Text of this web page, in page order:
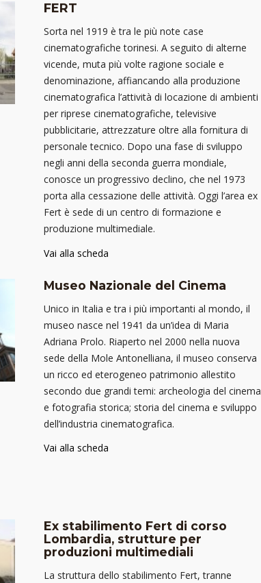
FERT
Sorta nel 1919 è tra le più note case
cinematografiche torinesi. A seguito di alterne
vicende, muta più volte ragione sociale e
denominazione, affiancando alla produzione
cinematografica l’attività di locazione di ambienti
per riprese cinematografiche, televisive
pubblicitarie, attrezzature oltre alla fornitura di
personale tecnico. Dopo una fase di sviluppo
negli anni della seconda guerra mondiale,
conosce un progressivo declino, che nel 1973
porta alla cessazione delle attività. Oggi l’area ex
Fert è sede di un centro di formazione e
produzione multimediale.
Vai alla scheda
Museo Nazionale del Cinema
Unico in Italia e tra i più importanti al mondo, il
museo nasce nel 1941 da un’idea di Maria
Adriana Prolo. Riaperto nel 2000 nella nuova
sede della Mole Antonelliana, il museo conserva
un ricco ed eterogeneo patrimonio allestito
secondo due grandi temi: archeologia del cinema
e fotografia storica; storia del cinema e sviluppo
dell’industria cinematografica.
Vai alla scheda
Ex stabilimento Fert di corso
Lombardia, strutture per
produzioni multimediali
La struttura dello stabilimento Fert, tranne